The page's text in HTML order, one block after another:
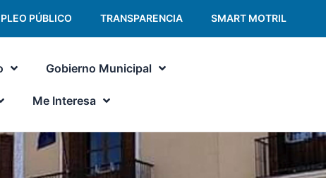
PÚBLICO TRANSPARENCIA SMART MOTRIL
Gobierno Municipal
Me Interesa